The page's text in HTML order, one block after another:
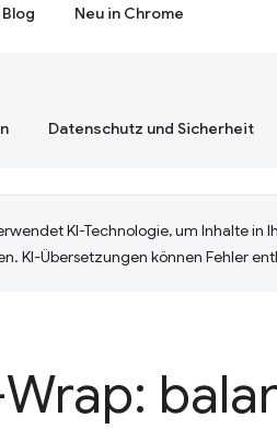
Blog Neu in Chrome
Datenschutz und Sicherheit
KI-Technologie, um Inhalte in
KI-Übersetzungen können Fehler